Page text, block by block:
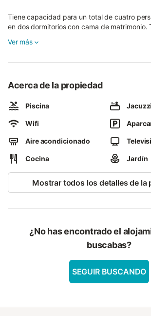
Tiene capacidad para un total de cuatro
en dos dormitorios con cama de matrimonio.
acondicionado de frío/calor; cocina, equipada
cuartos de baño con ducha .
Cabe decir que la casa se caldea y enfría
las maquinas y chimeneas que tiene
El exterior ofrece amplios espacios con varios
donde se encuentra la barbacoa, fregadero,
un tercer porche de entrada a la casa
En su parte delantera, disfrutando de la
nuestro fantástico jacuzzi exterior de agua
parejas. Este podrá contratarse por un
esos días (ya que todo se desinfecta y llena
Nuestra casa es ideal para desconectar y
admitimos animales de compañía por un
Ver más
Acerca de la propiedad
Piscina Jacuzzi
Wifi
Aire acondicionado
Cocina Jardín
Mostrar todos los detalles de la
¿No has encontrado el
buscabas?
SEGUIR BUSCANDO